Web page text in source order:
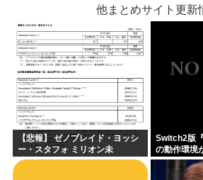
他まとめサイト更新
【悲報】 ゼノブレイド・ヨッシ
ー・スタフォ ミリオン未
達・・・
Switch2版
の動作環境